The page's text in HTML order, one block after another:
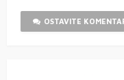
OSTAVITE